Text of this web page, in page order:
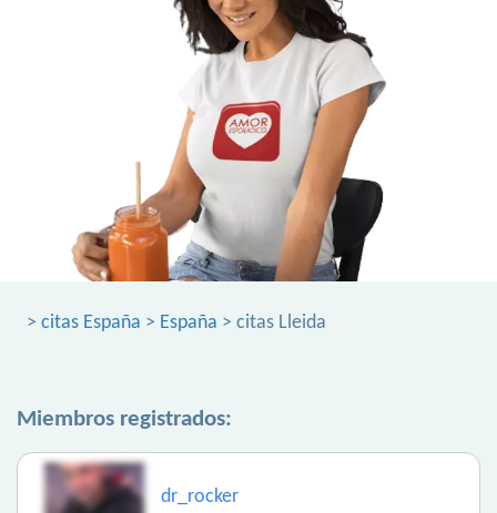
> citas España > España > citas Lleida
Miembros registrados:
dr_rocker